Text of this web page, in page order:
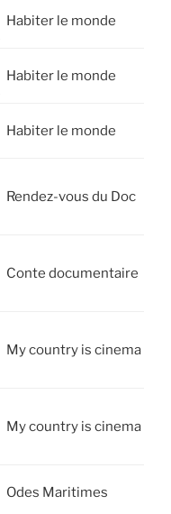
Habiter le monde
Habiter le monde
Habiter le monde
Rendez-vous du Doc
Conte documentaire
My country is cinema
My country is cinema
Odes Maritimes